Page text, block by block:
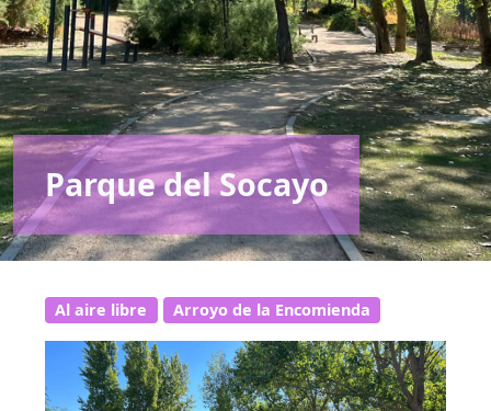
Parque del Socayo
Al aire libre Arroyo de la Encomienda